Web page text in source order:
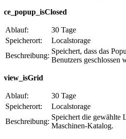
ce_popup_isClosed
Ablauf:
30 Tage
Speicherort:
Localstorage
Beschreibung:
Speichert, dass das
Benutzers geschlossen
view_isGrid
Ablauf:
30 Tage
Speicherort:
Localstorage
Beschreibung:
Speichert die gewählte
Maschinen-Katalog.